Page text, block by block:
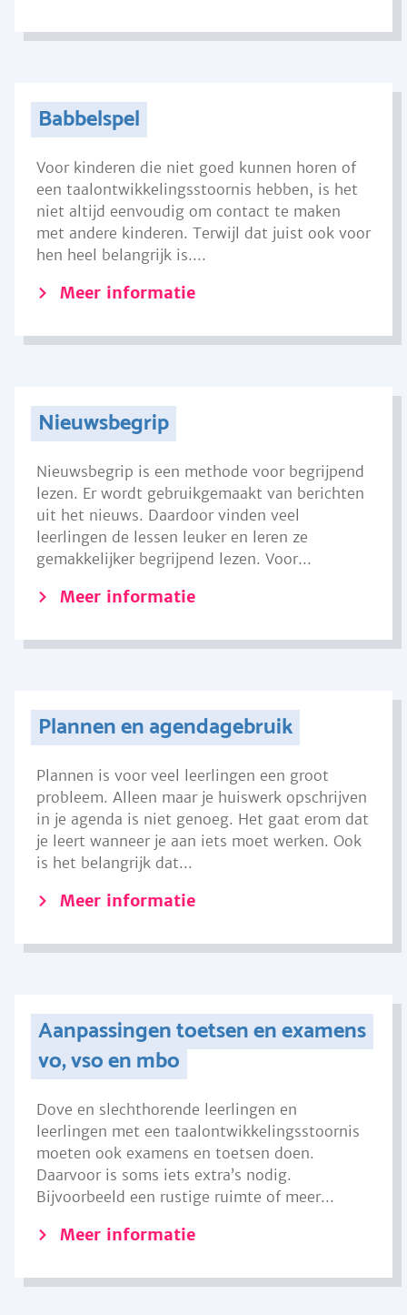
Babbelspel
Voor kinderen die niet goed kunnen horen of
een taalontwikkelingsstoornis hebben, is het
niet altijd eenvoudig om contact te maken
met andere kinderen. Terwijl dat juist ook voor
hen heel belangrijk is....
Meer informatie
Nieuwsbegrip
Nieuwsbegrip is een methode voor begrijpend
lezen. Er wordt gebruikgemaakt van berichten
uit het nieuws. Daardoor vinden veel
leerlingen de lessen leuker en leren ze
gemakkelijker begrijpend lezen. Voor...
Meer informatie
Plannen en agendagebruik
Plannen is voor veel leerlingen een groot
probleem. Alleen maar je huiswerk opschrijven
in je agenda is niet genoeg. Het gaat erom dat
je leert wanneer je aan iets moet werken. Ook
is het belangrijk dat...
Meer informatie
Aanpassingen toetsen en examens
vo, vso en mbo
Dove en slechthorende leerlingen en
leerlingen met een taalontwikkelingsstoornis
moeten ook examens en toetsen doen.
Daarvoor is soms iets extra’s nodig.
Bijvoorbeeld een rustige ruimte of meer...
Meer informatie